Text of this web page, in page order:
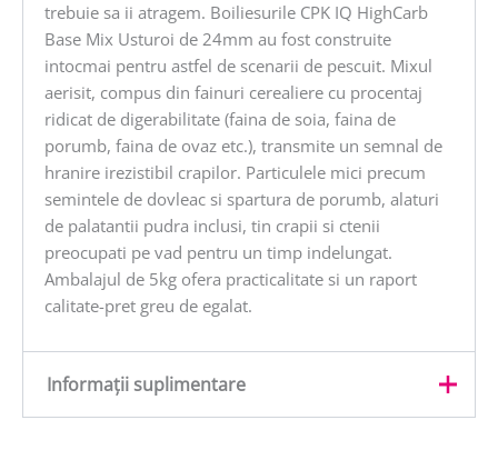
trebuie sa ii atragem. Boiliesurile CPK IQ HighCarb
Base Mix Usturoi de 24mm au fost construite
intocmai pentru astfel de scenarii de pescuit. Mixul
aerisit, compus din fainuri cerealiere cu procentaj
ridicat de digerabilitate (faina de soia, faina de
porumb, faina de ovaz etc.), transmite un semnal de
hranire irezistibil crapilor. Particulele mici precum
semintele de dovleac si spartura de porumb, alaturi
de palatantii pudra inclusi, tin crapii si ctenii
preocupati pe vad pentru un timp indelungat.
Ambalajul de 5kg ofera practicalitate si un raport
calitate-pret greu de egalat.
Informații suplimentare